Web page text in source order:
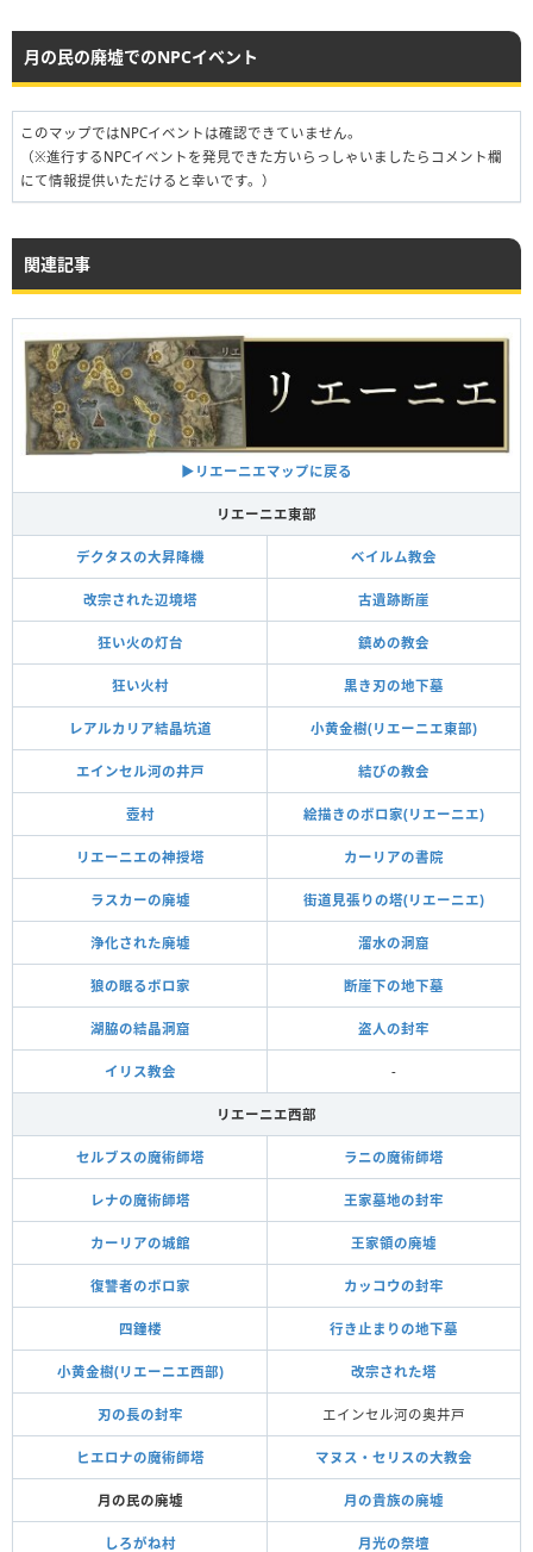
月の民の廃墟でのNPCイベント
このマップではNPCイベントは確認できていません。
（※進行するNPCイベントを発見できた方いらっしゃいましたらコメント欄
にて情報提供いただけると幸いです。）
関連記事
▶︎リエーニエマップに戻る
リエーニエ東部
デクタスの大昇降機 ベイルム教会
改宗された辺境塔 古遺跡断崖
狂い火の灯台 鎮めの教会
狂い火村 黒き刃の地下墓
レアルカリア結晶坑道 小黄金樹(リエーニエ東部)
エインセル河の井戸 結びの教会
壺村 絵描きのボロ家(リエーニエ)
リエーニエの神授塔 カーリアの書院
ラスカーの廃墟 街道見張りの塔(リエーニエ)
浄化された廃墟 溜水の洞窟
狼の眠るボロ家 断崖下の地下墓
湖脇の結晶洞窟 盗人の封牢
イリス教会 -
リエーニエ西部
セルブスの魔術師塔 ラニの魔術師塔
レナの魔術師塔 王家墓地の封牢
カーリアの城館 王家領の廃墟
復讐者のボロ家 カッコウの封牢
四鐘楼 行き止まりの地下墓
小黄金樹(リエーニエ西部) 改宗された塔
刃の長の封牢 エインセル河の奥井戸
ヒエロナの魔術師塔 マヌス・セリスの大教会
月の民の廃墟 月の貴族の廃墟
しろがね村 月光の祭壇